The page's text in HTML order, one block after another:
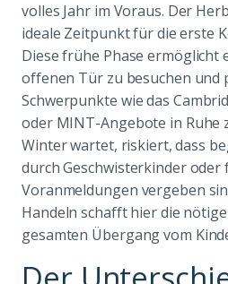
volles Jahr im Voraus. Der
ideale Zeitpunkt für die erste
Diese frühe Phase ermöglicht
offenen Tür zu besuchen und
Schwerpunkte wie das
oder MINT-Angebote in Ruhe
Winter wartet, riskiert, dass
durch Geschwisterkinder oder
Voranmeldungen vergeben
Handeln schafft hier die
gesamten Übergang vom